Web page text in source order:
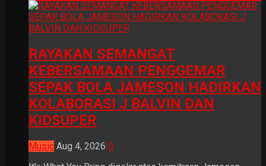
RAYAKAN SEMANGAT
KEBERSAMAAN PENGGEMAR
SEPAK BOLA JAMESON HADIRKAN
KOLABORASI J BALVIN DAN
KIDSUPER
Music Aug 4, 2026 0